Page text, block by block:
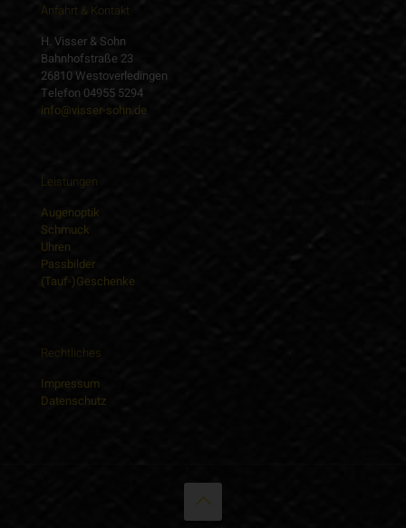
Anfahrt & Kontakt
H. Visser & Sohn
Bahnhofstraße 23
26810 Westoverledingen
Telefon 04955 5294
info@visser-sohn.de
Leistungen
Augenoptik
Schmuck
Uhren
Passbilder
(Tauf-)Geschenke
Rechtliches
Impressum
Datenschutz